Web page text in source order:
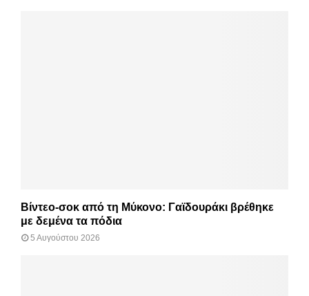
Βίντεο-σοκ από τη Μύκονο: Γαϊδουράκι βρέθηκε
με δεμένα τα πόδια
5 Αυγούστου 2026